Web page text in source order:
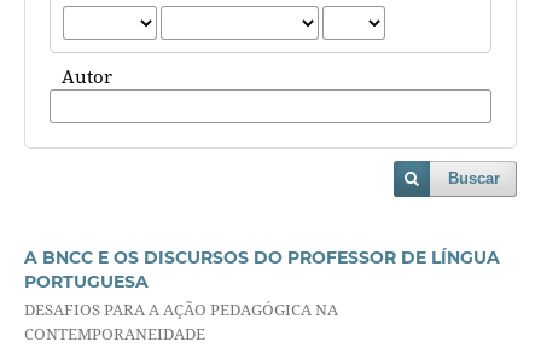
Autor
Buscar
A BNCC E OS DISCURSOS DO PROFESSOR DE LÍNGUA
PORTUGUESA
DESAFIOS PARA A AÇÃO PEDAGÓGICA NA
CONTEMPORANEIDADE